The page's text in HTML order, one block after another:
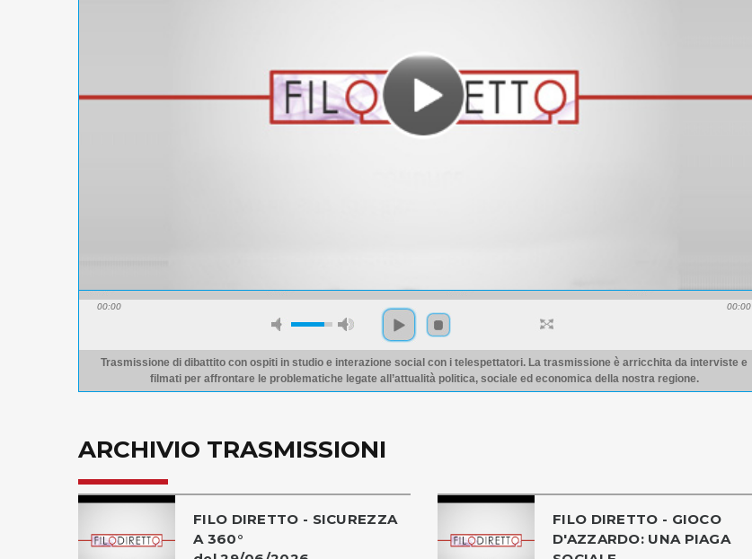
00:00 00:00
Trasmissione di dibattito con ospiti in studio e interazione social con i telespettatori. La trasmissione è arricchita da interviste e
filmati per affrontare le problematiche legate all’attualità politica, sociale ed economica della nostra regione.
ARCHIVIO TRASMISSIONI
FILO DIRETTO - SICUREZZA
A 360°
FILO DIRETTO - GIOCO
D'AZZARDO: UNA PIAGA